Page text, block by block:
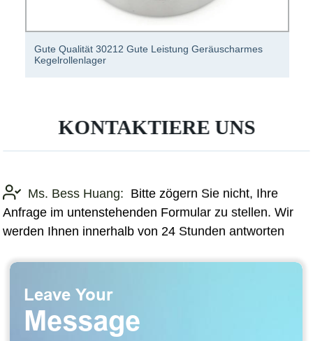
30209 Gute Qualität, gute Leistung, geräuscharmes
Kegelrollenlager
KONTAKTIERE UNS
Ms. Bess Huang: Bitte zögern Sie nicht, Ihre
Anfrage im untenstehenden Formular zu stellen. Wir
werden Ihnen innerhalb von 24 Stunden antworten